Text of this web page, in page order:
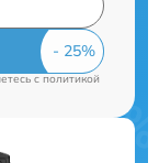
cполитикой